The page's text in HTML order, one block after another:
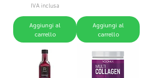
IVA inclusa
Aggiungi al
carrello
Aggiungi al
carrello